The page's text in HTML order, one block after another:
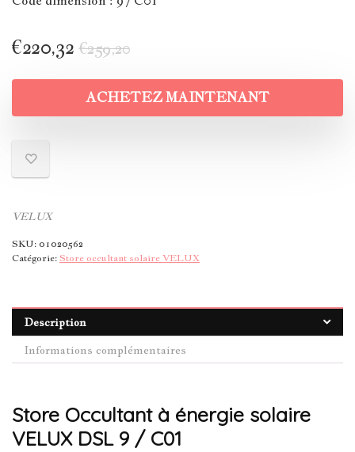
€259,20
€220,32
ACHETEZ MAINTENANT
VELUX
SKU:01020562
Catégorie:Store occultant solaire VELUX
Description
Informations complémentaires
Store Occultant à énergie solaire
VELUX DSL 9 / C01